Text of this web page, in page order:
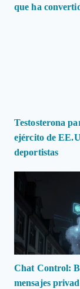
que ha
Testosterona
ejército de
deportistas
Chat Control:
mensajes